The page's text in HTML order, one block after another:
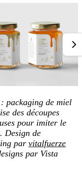
: packaging de miel
des découpes
pour imiter le
Design de
par vitalfuerze
par Vista